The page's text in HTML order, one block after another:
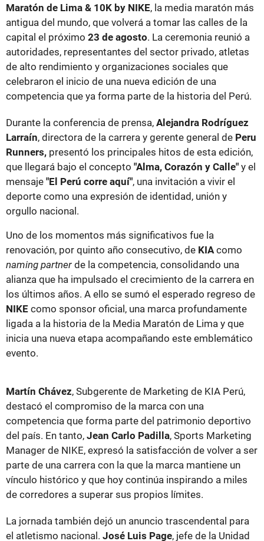
Maratón de Lima & 10K by NIKE, la media maratón más
antigua del mundo, que volverá a tomar las calles de la
capital el próximo 23 de agosto. La ceremonia reunió a
autoridades, representantes del sector privado, atletas
de alto rendimiento y organizaciones sociales que
celebraron el inicio de una nueva edición de una
competencia que ya forma parte de la historia del Perú.
Durante la conferencia de prensa, Alejandra Rodríguez
Larraín, directora de la carrera y gerente general de Peru
Runners, presentó los principales hitos de esta edición,
que llegará bajo el concepto "Alma, Corazón y Calle" y el
mensaje "El Perú corre aquí", una invitación a vivir el
deporte como una expresión de identidad, unión y
orgullo nacional.
Uno de los momentos más significativos fue la
renovación, por quinto año consecutivo, de KIAcomo
naming partner de la competencia, consolidando una
alianza que ha impulsado el crecimiento de la carrera en
los últimos años. A ello se sumó el esperado regreso de
NIKE como sponsor oficial, una marca profundamente
ligada a la historia de la Media Maratón de Lima y que
inicia una nueva etapa acompañando este emblemático
evento.
Martín Chávez, Subgerente de Marketing de KIA Perú,
destacó el compromiso de la marca con una
competencia que forma parte del patrimonio deportivo
del país. En tanto, Jean Carlo Padilla, Sports Marketing
Manager de NIKE, expresó la satisfacción de volver a ser
parte de una carrera con la que la marca mantiene un
vínculo histórico y que hoy continúa inspirando a miles
de corredores a superar sus propios límites.
La jornada también dejó un anuncio trascendental para
el atletismo nacional. José Luis Page, jefe de la Unidad